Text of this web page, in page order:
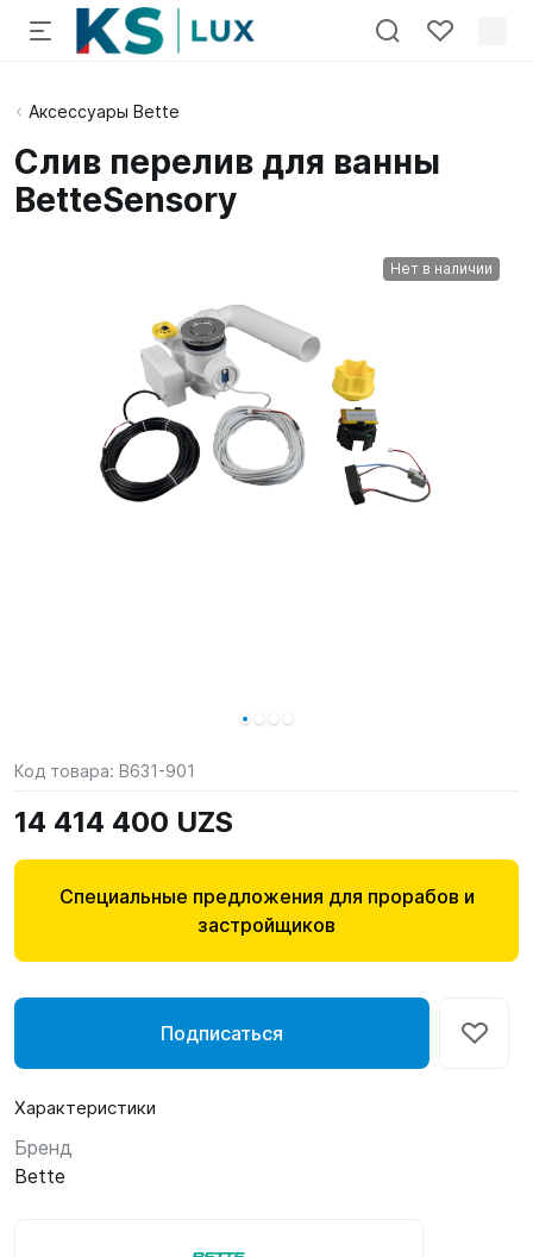
Аксессуары Bette
Слив перелив для ванны
BetteSensory
Нет в наличии
Код товара: B631-901
14 414 400 UZS
Специальные предложения для прорабов и
застройщиков
Подписаться
Характеристики
Бренд
Bette